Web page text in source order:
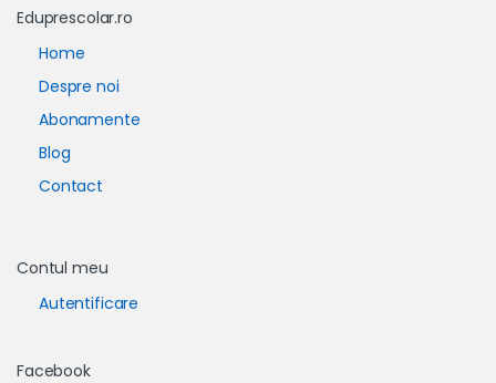
Eduprescolar.ro
Home
Despre noi
Abonamente
Blog
Contact
Contul meu
Autentificare
Facebook